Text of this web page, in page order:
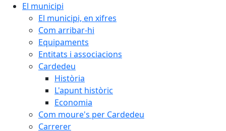
El municipi
El municipi, en xifres
Com arribar-hi
Equipaments
Entitats i associacions
Cardedeu
Història
L'apunt històric
Economia
Com moure's per Cardedeu
Carrerer